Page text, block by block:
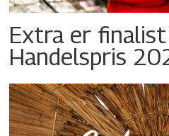
Extra er
Handelspris